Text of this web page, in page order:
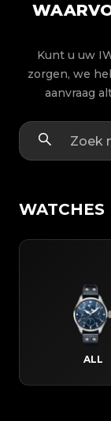
Kunt u uw
zorgen, we
aanvraag
WATCHES
ALL